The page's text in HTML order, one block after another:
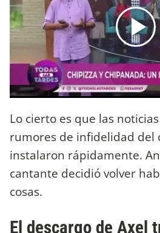
Lo cierto es que las
rumores de infidelidad del
instalaron rápidamente.
cantante decidió volver
cosas.
El descargo de Axel